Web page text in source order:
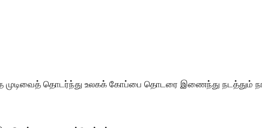
முடிவைத் தொடர்ந்து உலகக் கோப்பை தொடரை இணைந்து நடத்தும்